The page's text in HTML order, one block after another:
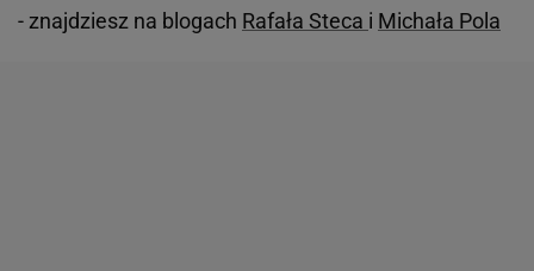
- znajdziesz na blogach Rafała Steca i Michała Pola